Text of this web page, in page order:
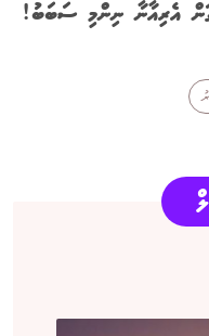
އެރިއާނާ ނިންމި ސަބަބު!